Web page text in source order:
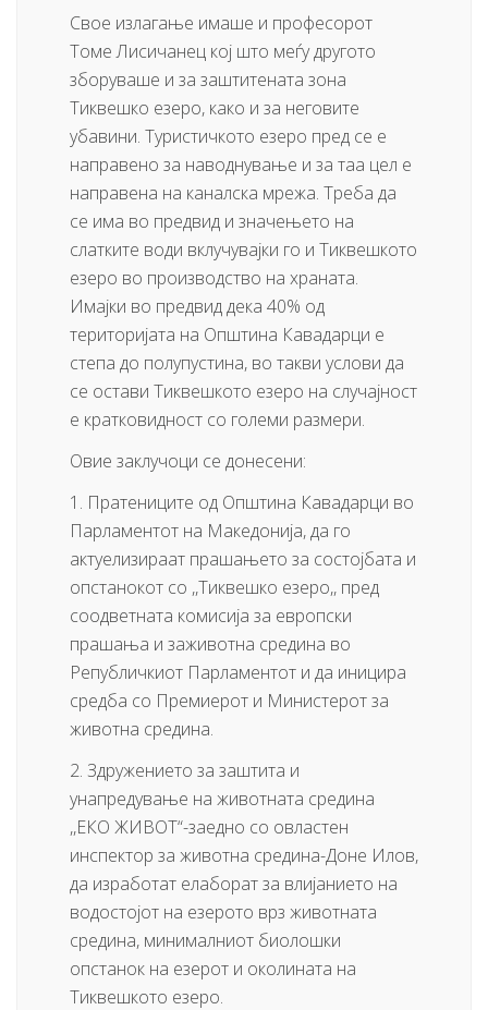
Свое излагање имаше и професорот
Томе Лисичанец кој што меѓу другото
зборуваше и за заштитената зона
Тиквешко езеро, како и за неговите
убавини. Туристичкото езеро пред се е
направено за наводнување и за таа цел е
направена на каналска мрежа. Треба да
се има во предвид и значењето на
слатките води вклучувајки го и Тиквешкото
езеро во производство на храната.
Имајки во предвид дека 40% од
територијата на Општина Кавадарци е
степа до полупустина, во такви услови да
се остави Тиквешкото езеро на случајност
е кратковидност со големи размери.
Овие заклучоци се донесени:
1. Пратениците од Општина Кавадарци во
Парламентот на Македонија, да го
актуелизираат прашањето за состојбата и
опстанокот со ,,Тиквешко езеро,, пред
соодветнaта комисија за европски
прашања и заживотна средина во
Републичкиот Парламентот и да иницира
средба со Премиерот и Министерот за
животна средина.
2. Здружението за заштита и
унапредување на животната средина
,,ЕКО ЖИВОТ“-заедно со овластен
инспектор за животна средина-Доне Илов,
да изработат елаборат за влијанието на
водостојот на езерото врз животната
средина, минималниот биолошки
опстанок на езерот и околината на
Тиквешкото езеро.